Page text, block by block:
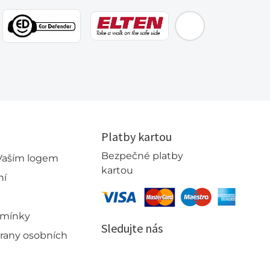
EMOS
logem
osobních
Platby kartou
Bezpečné platby
kartou
Sledujte nás